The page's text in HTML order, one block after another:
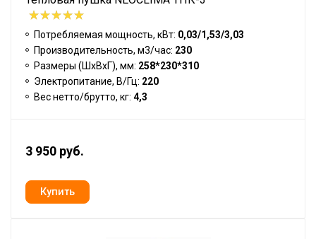
Потребляемая мощность, кВт: 0,03/1,53/3,03
Производительность, м3/час: 230
Размеры (ШхВхГ), мм: 258*230*310
Электропитание, В/Гц: 220
Вес нетто/брутто, кг: 4,3
3 950 руб.